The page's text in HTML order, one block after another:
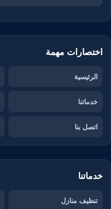
اختصارات مهمة
الرئيسية
خدماتنا
اتصل بنا
خدماتنا
تنظيف منازل